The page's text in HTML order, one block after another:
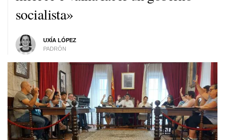
socialista»
UXÍA LÓPEZ
PADRÓN